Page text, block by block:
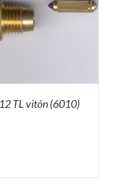
TL vitón (6010)